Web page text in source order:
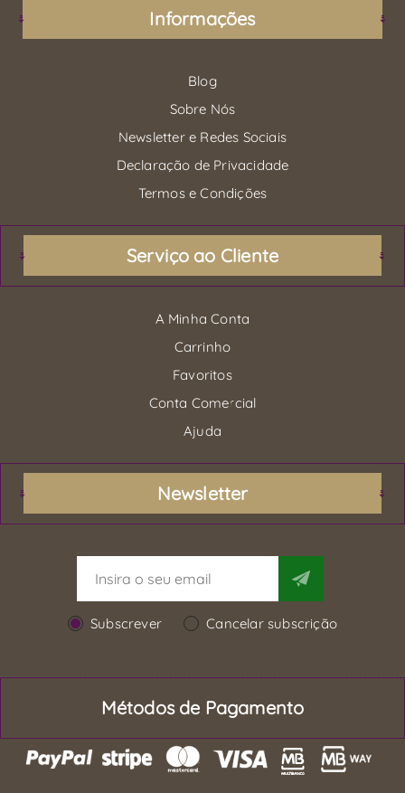
Informações
Blog
Sobre Nós
Newsletter e Redes Sociais
Declaração de Privacidade
Termos e Condições
Serviço ao Cliente
A Minha Conta
Carrinho
Favoritos
Conta Comercial
Ajuda
Newsletter
Subscrever Cancelar subscrição
Métodos de Pagamento